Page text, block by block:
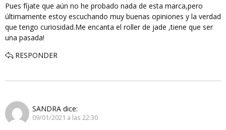
Pues fíjate que aún no he probado nada de esta marca,pero
últimamente estoy escuchando muy buenas opiniones y la verdad
que tengo curiosidad.Me encanta el roller de jade ,tiene que ser
una pasada!
RESPONDER
SANDRA dice:
09/01/2021 a las 22:30